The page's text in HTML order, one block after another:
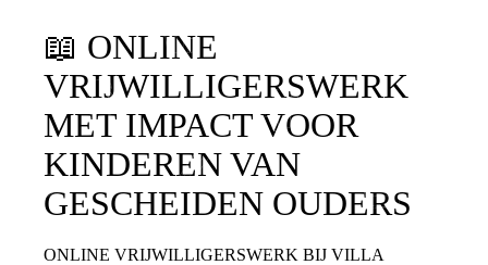
📖 ONLINE
VRIJWILLIGERSWERK
MET IMPACT VOOR
KINDEREN VAN
GESCHEIDEN OUDERS
ONLINE VRIJWILLIGERSWERK BIJ VILLA